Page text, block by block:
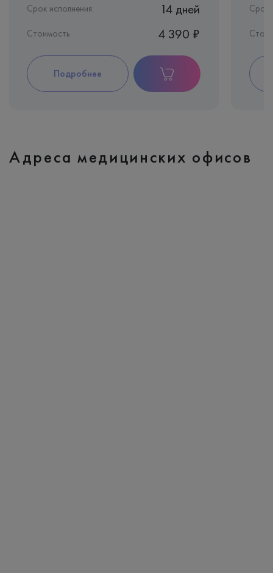
Срок исполнения: 14 дней
Стоимость 4 390 ₽
Подробнее
Срок
Адреса медицинских офисов